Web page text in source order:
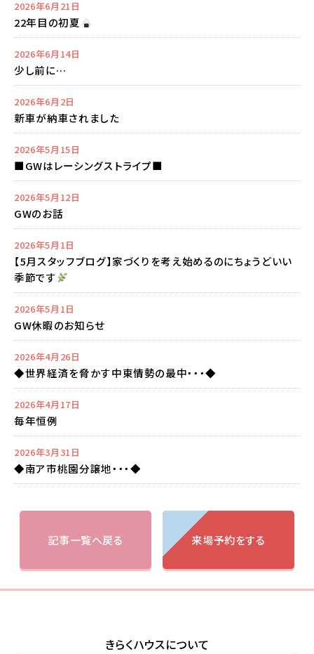
2026年6月21日
22年目の初夏
2026年6月14日
少し前に…
2026年6月2日
新車が納車されました
2026年5月15日
■GWはレーシングストライプ■
2026年5月12日
GWのお話
2026年5月1日
【5月スタッフブログ】家づくりを考え始めるのにちょうどいい
季節です
2026年5月1日
GW休暇のお知らせ
2026年4月26日
◆世界経済を脅かす中東情勢の最中・・・◆
2026年4月17日
毎年恒例
2026年3月31日
◆南ア市桃園分譲地・・・◆
記事一覧へ戻る 来場予約をする
きらくハウスについて